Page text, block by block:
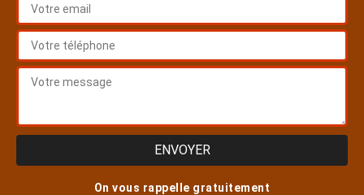
On vous rappelle gratuitement